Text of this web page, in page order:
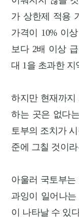
가 상한제 적용
가격이 10% 이
보다 2배 이상
대 1을 초과한
하지만 현재까
하는 곳은 없다
토부의 조치가
준에 그칠 것이
아울러 국토부
과잉이 일어나
이 나타날 수 있